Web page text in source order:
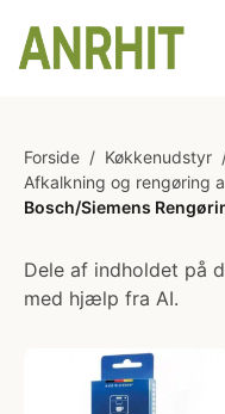
Forside / Køkkenudstyr
Afkalkning og rengøring
Bosch/Siemens
Dele af indholdet på
med hjælp fra AI.